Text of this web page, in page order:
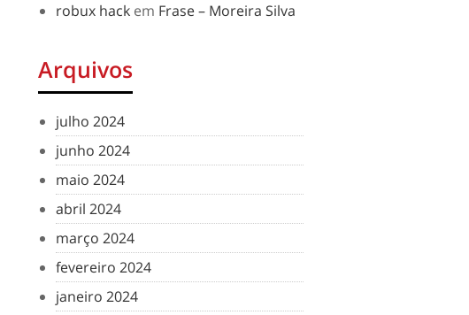
robux hack em Frase – Moreira Silva
Arquivos
julho 2024
junho 2024
maio 2024
abril 2024
março 2024
fevereiro 2024
janeiro 2024